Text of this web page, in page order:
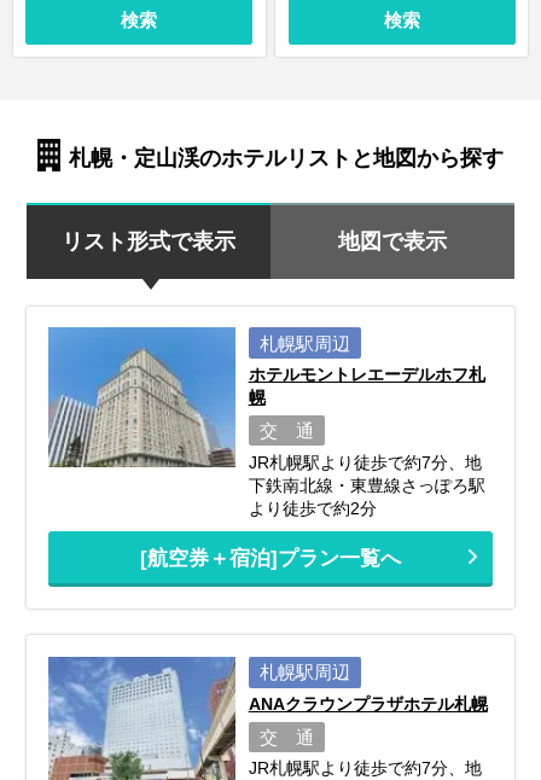
検索 検索
札幌・定山渓のホテルリストと地図から探す
リスト形式で表示 地図で表示
札幌駅周辺
ホテルモントレエーデルホフ札
幌
交 通
JR札幌駅より徒歩で約7分、地
下鉄南北線・東豊線さっぽろ駅
より徒歩で約2分
[航空券＋宿泊]プラン一覧へ
札幌駅周辺
ANAクラウンプラザホテル札幌
交 通
JR札幌駅より徒歩で約7分、地